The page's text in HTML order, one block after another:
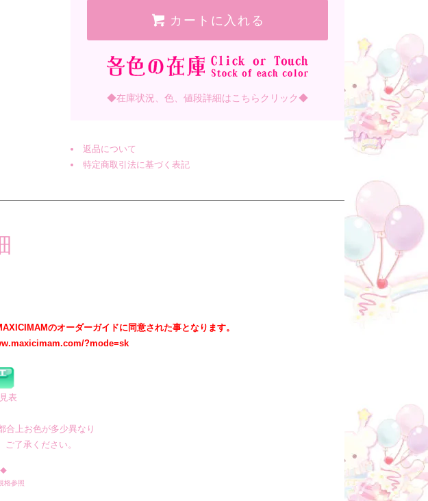
カートに入れる
◆在庫状況、色、値段詳細はこちらクリック◆
返品について
特定商取引法に基づく表記
のオーダーガイドに同意された事となります。
?mode=sk
表
合上お色が多少異なり
了承ください。
◆
格参照